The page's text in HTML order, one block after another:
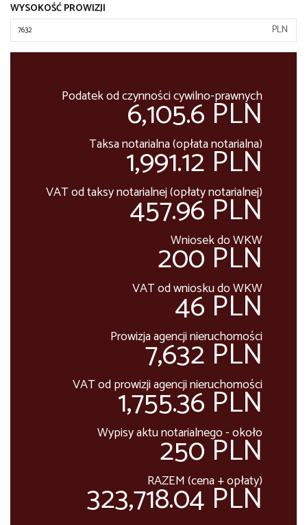
WYSOKOŚĆ PROWIZJI
PLN
Podatek od czynności cywilno-prawnych
6,105.6 PLN
Taksa notarialna (opłata notarialna)
1,991.12 PLN
VAT od taksy notarialnej (opłaty notarialnej)
457.96 PLN
Wniosek do WKW
200 PLN
VAT od wniosku do WKW
46 PLN
Prowizja agencji nieruchomości
7,632 PLN
VAT od prowizji agencji nieruchomości
1,755.36 PLN
Wypisy aktu notarialnego - około
250 PLN
RAZEM (cena + opłaty)
323,718.04 PLN